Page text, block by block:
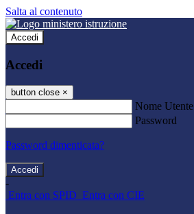
Salta al contenuto
Accedi
Accedi
button close ×
Nome Utente
Password
Password dimenticata?
-
Entra con SPID Entra con CIE